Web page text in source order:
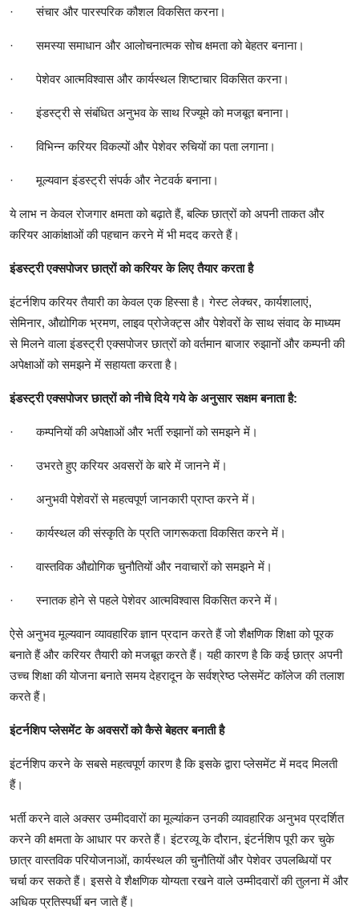
· संचार और पारस्परिक कौशल विकसित करना।
· समस्या समाधान और आलोचनात्मक सोच क्षमता को बेहतर बनाना।
· पेशेवर आत्मविश्वास और कार्यस्थल शिष्टाचार विकसित करना।
· इंडस्ट्री से संबंधित अनुभव के साथ रिज्यूमे को मजबूत बनाना।
· विभिन्न करियर विकल्पों और पेशेवर रुचियों का पता लगाना।
· मूल्यवान इंडस्ट्री संपर्क और नेटवर्क बनाना।
ये लाभ न केवल रोजगार क्षमता को बढ़ाते हैं, बल्कि छात्रों को अपनी ताकत और
करियर आकांक्षाओं की पहचान करने में भी मदद करते हैं।
इंडस्ट्री एक्सपोजर छात्रों को करियर के लिए तैयार करता है
इंटर्नशिप करियर तैयारी का केवल एक हिस्सा है। गेस्ट लेक्चर, कार्यशालाएं,
सेमिनार, औद्योगिक भ्रमण, लाइव प्रोजेक्ट्स और पेशेवरों के साथ संवाद के माध्यम
से मिलने वाला इंडस्ट्री एक्सपोजर छात्रों को वर्तमान बाजार रुझानों और कम्पनी की
अपेक्षाओं को समझने में सहायता करता है।
इंडस्ट्री एक्सपोजर छात्रों को नीचे दिये गये के अनुसार सक्षम बनाता है:
· कम्पनियों की अपेक्षाओं और भर्ती रुझानों को समझने में।
· उभरते हुए करियर अवसरों के बारे में जानने में।
· अनुभवी पेशेवरों से महत्वपूर्ण जानकारी प्राप्त करने में।
· कार्यस्थल की संस्कृति के प्रति जागरूकता विकसित करने में।
· वास्तविक औद्योगिक चुनौतियों और नवाचारों को समझने में।
· स्नातक होने से पहले पेशेवर आत्मविश्वास विकसित करने में।
ऐसे अनुभव मूल्यवान व्यावहारिक ज्ञान प्रदान करते हैं जो शैक्षणिक शिक्षा को पूरक
बनाते हैं और करियर तैयारी को मजबूत करते हैं। यही कारण है कि कई छात्र अपनी
उच्च शिक्षा की योजना बनाते समय देहरादून के सर्वश्रेष्ठ प्लेसमेंट कॉलेज की तलाश
करते हैं।
इंटर्नशिप प्लेसमेंट के अवसरों को कैसे बेहतर बनाती है
इंटर्नशिप करने के सबसे महत्वपूर्ण कारण है कि इसके द्वारा प्लेसमेंट में मदद मिलती
हैं।
भर्ती करने वाले अक्सर उम्मीदवारों का मूल्यांकन उनकी व्यावहारिक अनुभव प्रदर्शित
करने की क्षमता के आधार पर करते हैं। इंटरव्यू के दौरान, इंटर्नशिप पूरी कर चुके
छात्र वास्तविक परियोजनाओं, कार्यस्थल की चुनौतियों और पेशेवर उपलब्धियों पर
चर्चा कर सकते हैं। इससे वे शैक्षणिक योग्यता रखने वाले उम्मीदवारों की तुलना में और
अधिक प्रतिस्पर्धी बन जाते हैं।